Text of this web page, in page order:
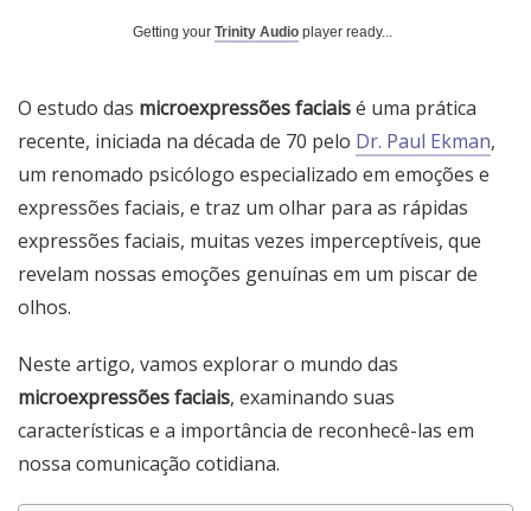
Getting your Trinity Audio player ready...
O estudo das microexpressões faciaisé uma prática
recente, iniciada na década de 70 pelo Dr. Paul Ekman,
um renomado psicólogo especializado em emoções e
expressões faciais, e traz um olhar para as rápidas
expressões faciais, muitas vezes imperceptíveis, que
revelam nossas emoções genuínas em um piscar de
olhos.
Neste artigo, vamos explorar o mundo das
microexpressões faciais, examinando suas
características e a importância de reconhecê-las em
nossa comunicação cotidiana.